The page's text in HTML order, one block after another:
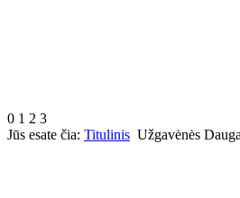
0 1 2 3
Jūs esate čia: Titulinis Užgavėnės